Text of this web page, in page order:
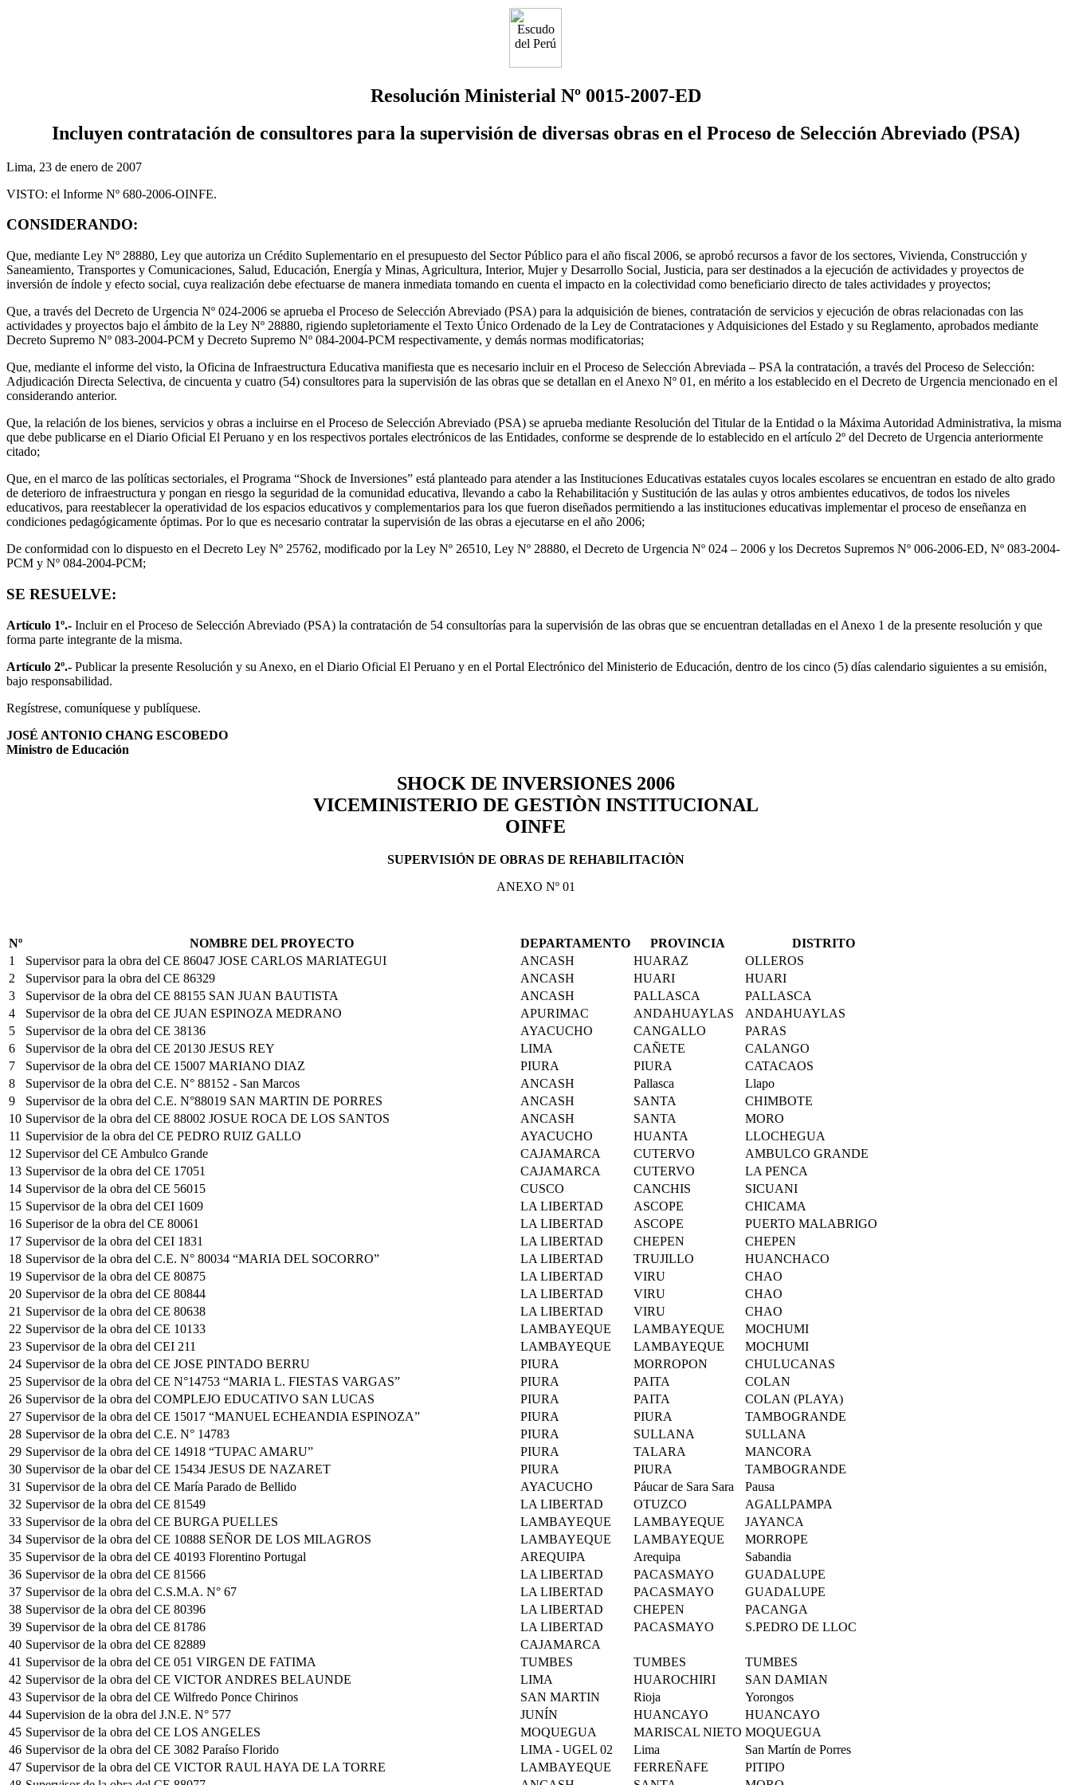
Resolución Ministerial Nº 0015-2007-ED
Incluyen contratación de consultores para la supervisión de diversas obras en el Proceso de Selección Abreviado (PSA)
Lima, 23 de enero de 2007
VISTO: el Informe Nº 680-2006-OINFE.
CONSIDERANDO:
Que, mediante Ley Nº 28880, Ley que autoriza un Crédito Suplementario en el presupuesto del Sector Público para el año fiscal 2006, se aprobó recursos a favor de los sectores, Vivienda, Construcción y
Saneamiento, Transportes y Comunicaciones, Salud, Educación, Energía y Minas, Agricultura, Interior, Mujer y Desarrollo Social, Justicia, para ser destinados a la ejecución de actividades y proyectos de
inversión de índole y efecto social, cuya realización debe efectuarse de manera inmediata tomando en cuenta el impacto en la colectividad como beneficiario directo de tales actividades y proyectos;
Que, a través del Decreto de Urgencia Nº 024-2006 se aprueba el Proceso de Selección Abreviado (PSA) para la adquisición de bienes, contratación de servicios y ejecución de obras relacionadas con las
actividades y proyectos bajo el ámbito de la Ley Nº 28880, rigiendo supletoriamente el Texto Único Ordenado de la Ley de Contrataciones y Adquisiciones del Estado y su Reglamento, aprobados mediante
Decreto Supremo Nº 083-2004-PCM y Decreto Supremo Nº 084-2004-PCM respectivamente, y demás normas modificatorias;
Que, mediante el informe del visto, la Oficina de Infraestructura Educativa manifiesta que es necesario incluir en el Proceso de Selección Abreviada – PSA la contratación, a través del Proceso de Selección:
Adjudicación Directa Selectiva, de cincuenta y cuatro (54) consultores para la supervisión de las obras que se detallan en el Anexo Nº 01, en mérito a los establecido en el Decreto de Urgencia mencionado en el
considerando anterior.
Que, la relación de los bienes, servicios y obras a incluirse en el Proceso de Selección Abreviado (PSA) se aprueba mediante Resolución del Titular de la Entidad o la Máxima Autoridad Administrativa, la misma
que debe publicarse en el Diario Oficial El Peruano y en los respectivos portales electrónicos de las Entidades, conforme se desprende de lo establecido en el artículo 2º del Decreto de Urgencia anteriormente
citado;
Que, en el marco de las políticas sectoriales, el Programa “Shock de Inversiones” está planteado para atender a las Instituciones Educativas estatales cuyos locales escolares se encuentran en estado de alto grado
de deterioro de infraestructura y pongan en riesgo la seguridad de la comunidad educativa, llevando a cabo la Rehabilitación y Sustitución de las aulas y otros ambientes educativos, de todos los niveles
educativos, para reestablecer la operatividad de los espacios educativos y complementarios para los que fueron diseñados permitiendo a las instituciones educativas implementar el proceso de enseñanza en
condiciones pedagógicamente óptimas. Por lo que es necesario contratar la supervisión de las obras a ejecutarse en el año 2006;
De conformidad con lo dispuesto en el Decreto Ley Nº 25762, modificado por la Ley Nº 26510, Ley Nº 28880, el Decreto de Urgencia Nº 024 – 2006 y los Decretos Supremos Nº 006-2006-ED, Nº 083-2004-
PCM y Nº 084-2004-PCM;
SE RESUELVE:
Artículo 1º.- Incluir en el Proceso de Selección Abreviado (PSA) la contratación de 54 consultorías para la supervisión de las obras que se encuentran detalladas en el Anexo 1 de la presente resolución y que
forma parte integrante de la misma.
Artículo 2º.- Publicar la presente Resolución y su Anexo, en el Diario Oficial El Peruano y en el Portal Electrónico del Ministerio de Educación, dentro de los cinco (5) días calendario siguientes a su emisión,
bajo responsabilidad.
Regístrese, comuníquese y publíquese.
JOSÉ ANTONIO CHANG ESCOBEDO
Ministro de Educación
SHOCK DE INVERSIONES 2006
VICEMINISTERIO DE GESTIÒN INSTITUCIONAL
OINFE
SUPERVISIÓN DE OBRAS DE REHABILITACIÒN
ANEXO Nº 01
Nº NOMBRE DEL PROYECTO DEPARTAMENTO PROVINCIA
DISTRITO
1
Supervisor para la obra del CE 86047 JOSE CARLOS MARIATEGUI ANCASH HUARAZ
OLLEROS
2
Supervisor para la obra del CE 86329 ANCASH HUARI
HUARI
3
Supervisor de la obra del CE 88155 SAN JUAN BAUTISTA ANCASH PALLASCA
PALLASCA
4
Supervisor de la obra del CE JUAN ESPINOZA MEDRANO APURIMAC ANDAHUAYLAS
ANDAHUAYLAS
5
Supervisor de la obra del CE 38136 AYACUCHO CANGALLO
PARAS
6
Supervisor de la obra del CE 20130 JESUS REY LIMA CAÑETE
CALANGO
7
Supervisor de la obra del CE 15007 MARIANO DIAZ PIURA PIURA
CATACAOS
8
Supervisor de la obra del C.E. N° 88152 - San Marcos ANCASH Pallasca
Llapo
9
Supervisor de la obra del C.E. N°88019 SAN MARTIN DE PORRES ANCASH SANTA
CHIMBOTE
10 Supervisor de la obra del CE 88002 JOSUE ROCA DE LOS SANTOS ANCASH SANTA
MORO
11 Supervisior de la obra del CE PEDRO RUIZ GALLO AYACUCHO HUANTA
LLOCHEGUA
12 Supervisor del CE Ambulco Grande CAJAMARCA CUTERVO
AMBULCO GRANDE
13 Supervisor de la obra del CE 17051 CAJAMARCA CUTERVO
LA PENCA
14 Supervisor de la obra del CE 56015 CUSCO CANCHIS
SICUANI
15 Supervisor de la obra del CEI 1609 LA LIBERTAD ASCOPE
CHICAMA
16 Superisor de la obra del CE 80061 LA LIBERTAD ASCOPE
PUERTO MALABRIGO
17 Supervisor de la obra del CEI 1831 LA LIBERTAD CHEPEN
CHEPEN
18 Supervisor de la obra del C.E. N° 80034 “MARIA DEL SOCORRO” LA LIBERTAD TRUJILLO
HUANCHACO
19 Supervisor de la obra del CE 80875 LA LIBERTAD VIRU
CHAO
20 Supervisor de la obra del CE 80844 LA LIBERTAD VIRU
CHAO
21 Supervisor de la obra del CE 80638 LA LIBERTAD VIRU
CHAO
22 Supervisor de la obra del CE 10133 LAMBAYEQUE LAMBAYEQUE
MOCHUMI
23 Supervisor de la obra del CEI 211 LAMBAYEQUE LAMBAYEQUE
MOCHUMI
24 Supervisor de la obra del CE JOSE PINTADO BERRU PIURA MORROPON
CHULUCANAS
25 Supervisor de la obra del CE N°14753 “MARIA L. FIESTAS VARGAS” PIURA PAITA
COLAN
26 Supervisor de la obra del COMPLEJO EDUCATIVO SAN LUCAS PIURA PAITA
COLAN (PLAYA)
27 Supervisor de la obra del CE 15017 “MANUEL ECHEANDIA ESPINOZA” PIURA PIURA
TAMBOGRANDE
28 Supervisor de la obra del C.E. N° 14783 PIURA SULLANA
SULLANA
29 Supervisor de la obra del CE 14918 “TUPAC AMARU” PIURA TALARA
MANCORA
30 Supervisor de la obar del CE 15434 JESUS DE NAZARET PIURA PIURA
TAMBOGRANDE
31 Supervisor de la obra del CE María Parado de Bellido AYACUCHO Páucar de Sara Sara
Pausa
32 Supervisor de la obra del CE 81549 LA LIBERTAD OTUZCO
AGALLPAMPA
33 Supervisor de la obra del CE BURGA PUELLES LAMBAYEQUE LAMBAYEQUE
JAYANCA
34 Supervisor de la obra del CE 10888 SEÑOR DE LOS MILAGROS LAMBAYEQUE LAMBAYEQUE
MORROPE
35 Supervisor de la obra del CE 40193 Florentino Portugal AREQUIPA Arequipa
Sabandia
36 Supervisor de la obra del CE 81566 LA LIBERTAD PACASMAYO
GUADALUPE
37 Supervisor de la obra del C.S.M.A. N° 67 LA LIBERTAD PACASMAYO
GUADALUPE
38 Supervisor de la obra del CE 80396 LA LIBERTAD CHEPEN
PACANGA
39 Supervisor de la obra del CE 81786 LA LIBERTAD PACASMAYO
S.PEDRO DE LLOC
40 Supervisor de la obra del CE 82889
CAJAMARCA
41 Supervisor de la obra del CE 051 VIRGEN DE FATIMA TUMBES TUMBES
TUMBES
42 Supervisor de la obra del CE VICTOR ANDRES BELAUNDE LIMA HUAROCHIRI
SAN DAMIAN
43 Supervisor de la obra del CE Wilfredo Ponce Chirinos SAN MARTIN Rioja
Yorongos
44 Supervision de la obra del J.N.E. N° 577 JUNÍN HUANCAYO
HUANCAYO
45 Supervisor de la obra del CE LOS ANGELES MOQUEGUA MARISCAL NIETO MOQUEGUA
46 Supervisor de la obra del CE 3082 Paraíso Florido LIMA - UGEL 02 Lima
San Martín de Porres
47 Supervisor de la obra del CE VICTOR RAUL HAYA DE LA TORRE LAMBAYEQUE FERREÑAFE
PITIPO